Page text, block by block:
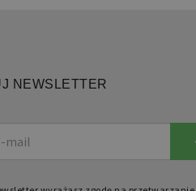
NEWSLETTER
obsługi
liczba
sposób jej